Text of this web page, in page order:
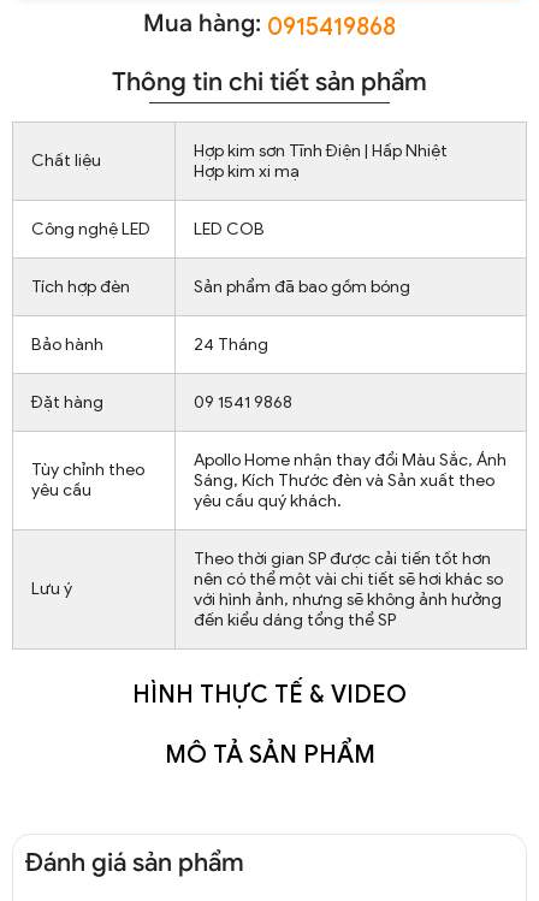
Mua hàng: 0915419868
Thông tin chi tiết sản phẩm
Chất liệu
Hợp kim sơn Tĩnh Điện | Hấp Nhiệt
Hợp kim xi mạ
Công nghệ LED LED COB
Tích hợp đèn Sản phẩm đã bao gồm bóng
Bảo hành 24 Tháng
Đặt hàng 09 1541 9868
Tùy chỉnh theo
yêu cầu
Apollo Home nhận thay đổi Màu Sắc, Ánh
Sáng, Kích Thước đèn và Sản xuất theo
yêu cầu quý khách.
Lưu ý
Theo thời gian SP được cải tiến tốt hơn
nên có thể một vài chi tiết sẽ hơi khác so
với hình ảnh, nhưng sẽ không ảnh hưởng
đến kiểu dáng tổng thể SP
HÌNH THỰC TẾ & VIDEO
MÔ TẢ SẢN PHẨM
Đánh giá sản phẩm